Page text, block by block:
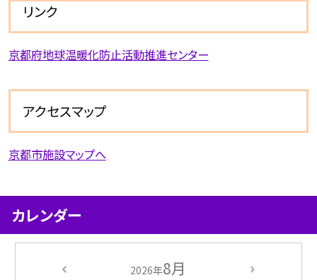
リンク
京都府地球温暖化防止活動推進センター
アクセスマップ
京都市施設マップへ
カレンダー
2026年8月